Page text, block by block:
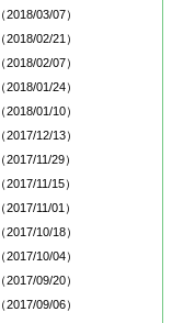
（2018/03/07）
（2018/02/21）
（2018/02/07）
（2018/01/24）
（2018/01/10）
（2017/12/13）
（2017/11/29）
（2017/11/15）
（2017/11/01）
（2017/10/18）
（2017/10/04）
（2017/09/20）
（2017/09/06）